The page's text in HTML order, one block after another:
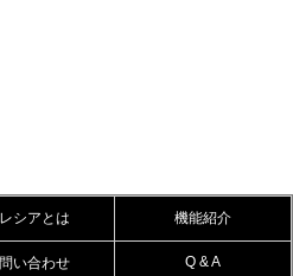
シアとは 機能紹介
い合わせ Q & A